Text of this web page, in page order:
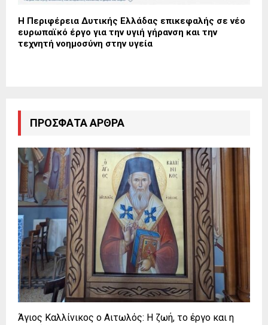
Η Περιφέρεια Δυτικής Ελλάδας επικεφαλής σε νέο
ευρωπαϊκό έργο για την υγιή γήρανση και την
τεχνητή νοημοσύνη στην υγεία
ΠΡΌΣΦΑΤΑ ΆΡΘΡΑ
Άγιος Καλλίνικος ο Αιτωλός: Η ζωή, το έργο και η